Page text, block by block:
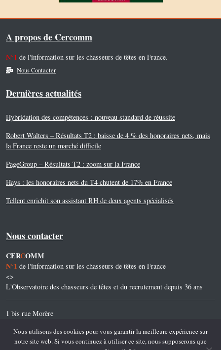
A propos de Cercomm
N°1 de l'information sur les chasseurs de têtes en France.
Nous Contacter
Dernières actualités
Hybridation des compétences : nouveau standard de réussite
Robert Walters – Résultats T2 : baisse de 4 % des honoraires nets, mais
la France reste un marché difficile
PageGroup – Résultats T2 : zoom sur la France
Hays : les honoraires nets du T4 chutent de 17% en France
Tellent enrichit son assistant RH de deux agents spécialisés
Nous contacter
CERCOMM
N°1 de l'information sur les chasseurs de têtes en France
<>
L'Observatoire des chasseurs de têtes et du recrutement depuis 36 ans
1 bis rue Morère
Tel. 01 45 45 45 32
Nous utilisons des cookies pour vous garantir la meilleure expérience sur
notre site web. Si vous continuez à utiliser ce site, nous supposerons que